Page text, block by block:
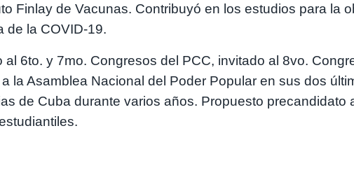
Finlay de Vacunas. Contribuyó en los estudios para la
de la COVID-19.
al 6to. y 7mo. Congresos del PCC, invitado al 8vo.
la Asamblea Nacional del Poder Popular en sus dos
de Cuba durante varios años. Propuesto